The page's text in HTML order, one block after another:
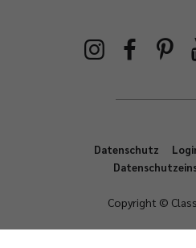
Datenschutz
Copyright ©